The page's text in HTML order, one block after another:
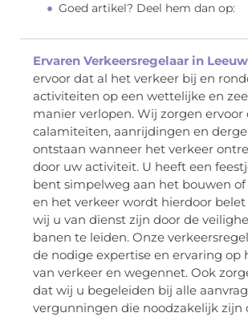
Goed artikel? Deel hem dan op:
Ervaren Verkeersregelaar in
ervoor dat al het verkeer bij en
activiteiten op een wettelijke en
manier verlopen. Wij zorgen ervoor
calamiteiten, aanrijdingen en
ontstaan wanneer het verkeer
door uw activiteit. U heeft een
bent simpelweg aan het bouwen
en het verkeer wordt hierdoor
wij u van dienst zijn door de
banen te leiden. Onze
de nodige expertise en ervaring op
van verkeer en wegennet. Ook
dat wij u begeleiden bij alle
vergunningen die noodzakelijk zijn